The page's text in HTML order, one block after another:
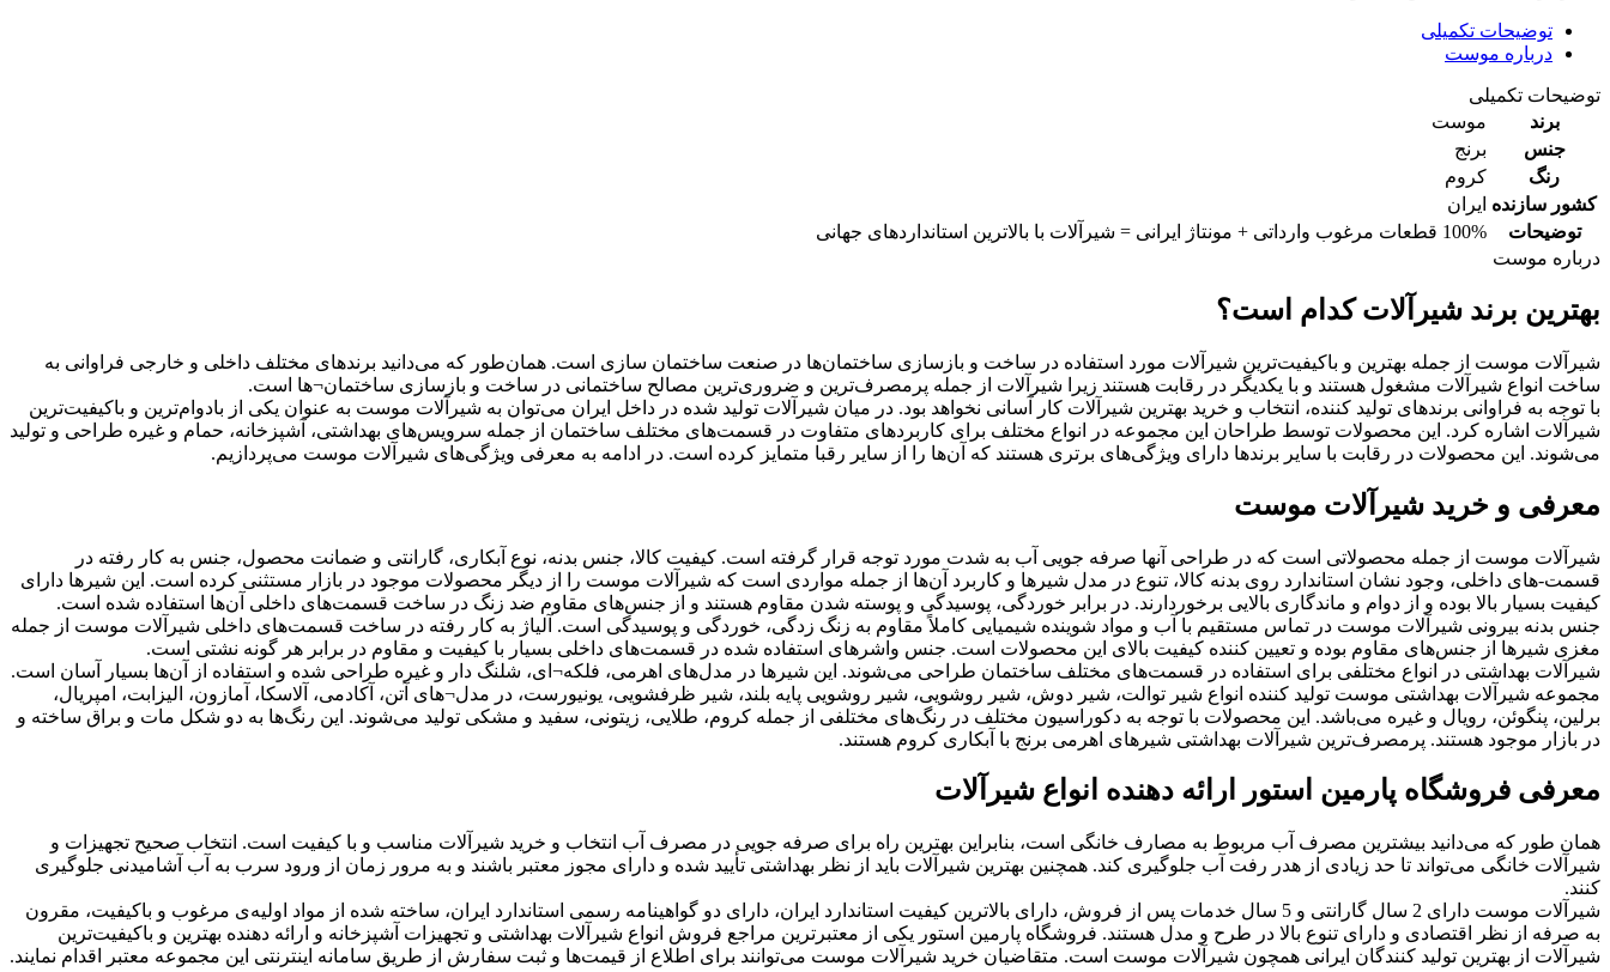
توضیحات تکمیلی
درباره موست
توضیحات تکمیلی
برند
موست
جنس
برنج
رنگ
کروم
کشور سازنده ایران
توضیحات
100% قطعات مرغوب وارداتی + مونتاژ ایرانی = شیرآلات با بالاترین استانداردهای جهانی
درباره موست
بهترین برند شیرآلات کدام است؟
شیرآلات موست از جمله بهترین و باکیفیت‌ترین شیرآلات مورد استفاده در ساخت و بازسازی ساختمان‌ها در صنعت ساختمان سازی است. همان‌طور که می‌دانید برندهای مختلف داخلی و خارجی فراوانی به
ساخت انواع شیرآلات مشغول هستند و با یکدیگر در رقابت هستند زیرا شیرآلات از جمله پرمصرف‌ترین و ضروری‌ترین مصالح ساختمانی در ساخت و بازسازی ساختمان¬ها است.
با توجه به فراوانی برندهای تولید کننده، انتخاب و خرید بهترین شیرآلات کار آسانی نخواهد بود. در میان شیرآلات تولید شده در داخل ایران می‌توان به شیرآلات موست به عنوان یکی از بادوام‌ترین و باکیفیت‌ترین
شیرآلات اشاره کرد. این محصولات توسط طراحان این مجموعه در انواع مختلف برای کاربردهای متفاوت در قسمت‌های مختلف ساختمان از جمله سرویس‌های بهداشتی، آشپزخانه، حمام و غیره طراحی و تولید
می‌شوند. این محصولات در رقابت با سایر برندها دارای ویژگی‌های برتری هستند که آن‌ها را از سایر رقبا متمایز کرده است. در ادامه به معرفی ویژگی‌های شیرآلات موست می‌پردازیم.
معرفی و خرید شیرآلات موست
شیرآلات موست از جمله محصولاتی است که در طراحی آنها صرفه جویی آب به شدت مورد توجه قرار گرفته است. کیفیت کالا، جنس بدنه، نوع آبکاری، گارانتی و ضمانت محصول، جنس به کار رفته در
قسمت-های داخلی، وجود نشان استاندارد روی بدنه کالا، تنوع در مدل شیرها و کاربرد آن‌ها از جمله مواردی است که شیرآلات موست را از دیگر محصولات موجود در بازار مستثنی کرده است. این شیرها دارای
کیفیت بسیار بالا بوده و از دوام و ماندگاری بالایی برخوردارند. در برابر خوردگی، پوسیدگی و پوسته شدن مقاوم هستند و از جنس‌های مقاوم ضد زنگ در ساخت قسمت‌های داخلی آن‌ها استفاده شده است.
جنس بدنه بیرونی شیرآلات موست در تماس مستقیم با آب و مواد شوینده شیمیایی کاملاً مقاوم به زنگ زدگی، خوردگی و پوسیدگی است. آلیاژ به کار رفته در ساخت قسمت‌های داخلی شیرآلات موست از جمله
مغزی شیرها از جنس‌های مقاوم بوده و تعیین کننده کیفیت بالای این محصولات است. جنس واشرهای استفاده شده در قسمت‌های داخلی بسیار با کیفیت و مقاوم در برابر هر گونه نشتی است.
شیرآلات بهداشتی در انواع مختلفی برای استفاده در قسمت‌های مختلف ساختمان طراحی می‌شوند. این شیرها در مدل‌های اهرمی، فلکه¬ای، شلنگ دار و غیره طراحی شده و استفاده از آن‌ها بسیار آسان است.
مجموعه شیرآلات بهداشتی موست تولید کننده انواع شیر توالت، شیر دوش، شیر روشویی، شیر روشویی پایه بلند، شیر ظرفشویی، یونیورست، در مدل¬های آتن، آکادمی، آلاسکا، آمازون، الیزابت، امپریال،
برلین، پنگوئن، رویال و غیره می‌باشد. این محصولات با توجه به دکوراسیون مختلف در رنگ‌های مختلفی از جمله کروم، طلایی، زیتونی، سفید و مشکی تولید می‌شوند. این رنگ‌ها به دو شکل مات و براق ساخته و
در بازار موجود هستند. پرمصرف‌ترین شیرآلات بهداشتی شیرهای اهرمی برنج با آبکاری کروم هستند.
معرفی فروشگاه پارمین استور ارائه دهنده انواع شیرآلات
همان طور که می‌دانید بیشترین مصرف آب مربوط به مصارف خانگی است، بنابراین بهترین راه برای صرفه جویی در مصرف آب انتخاب و خرید شیرآلات مناسب و با کیفیت است. انتخاب صحیح تجهیزات و
شیرآلات خانگی می‌تواند تا حد زیادی از هدر رفت آب جلوگیری کند. همچنین بهترین شیرآلات باید از نظر بهداشتی تأیید شده و دارای مجوز معتبر باشند و به مرور زمان از ورود سرب به آب آشامیدنی جلوگیری
کنند.
شیرآلات موست دارای 2 سال گارانتی و 5 سال خدمات پس از فروش، دارای بالاترین کیفیت استاندارد ایران، دارای دو گواهینامه رسمی استاندارد ایران، ساخته شده از مواد اولیه‌ی مرغوب و باکیفیت، مقرون
به صرفه از نظر اقتصادی و دارای تنوع بالا در طرح و مدل هستند. فروشگاه پارمین استور یکی از معتبرترین مراجع فروش انواع شیرآلات بهداشتی و تجهیزات آشپزخانه و ارائه دهنده بهترین و باکیفیت‌ترین
شیرآلات از بهترین تولید کنندگان ایرانی همچون شیرآلات موست است. متقاضیان خرید شیرآلات موست می‌توانند برای اطلاع از قیمت‌ها و ثبت سفارش از طریق سامانه اینترنتی این مجموعه معتبر اقدام نمایند.